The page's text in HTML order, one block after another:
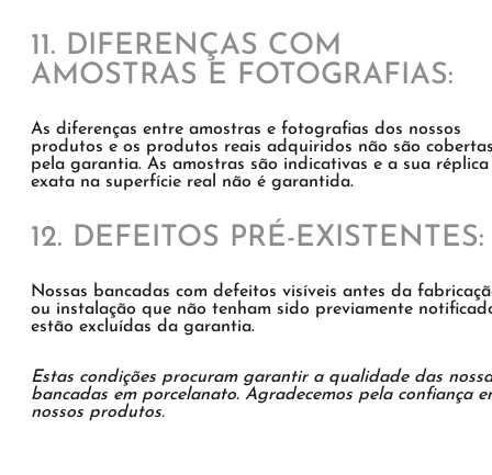
11. DIFERENÇAS COM
AMOSTRAS E FOTOGRAFIAS:
As diferenças entre amostras e fotografias dos nossos
produtos e os produtos reais adquiridos não são
pela garantia. As amostras são indicativas e a sua réplica
exata na superfície real não é garantida.
12. DEFEITOS PRÉ-EXISTENTES:
Nossas bancadas com defeitos visíveis antes da
ou instalação que não tenham sido previamente
estão excluídas da garantia.
Estas condições procuram garantir a qualidade das
bancadas em porcelanato. Agradecemos pela confiança
nossos produtos.